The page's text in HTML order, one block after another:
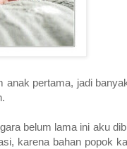
pertama, jadi
belum lama ini aku
karena bahan popok